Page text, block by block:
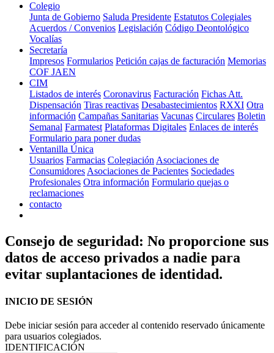
Colegio
Junta de Gobierno Saluda Presidente Estatutos Colegiales
Acuerdos / Convenios Legislación Código Deontológico
Vocalías
Secretaría
Impresos Formularios Petición cajas de facturación Memorias
COF JAEN
CIM
Listados de interés Coronavirus Facturación Fichas Att.
Dispensación Tiras reactivas Desabastecimientos RXXI Otra
información Campañas Sanitarias Vacunas Circulares Boletin
Semanal Farmatest Plataformas Digitales Enlaces de interés
Formulario para poner dudas
Ventanilla Única
Usuarios Farmacias Colegiación Asociaciones de
Consumidores Asociaciones de Pacientes Sociedades
Profesionales Otra información Formulario quejas o
reclamaciones
contacto
Consejo de seguridad: No proporcione sus
datos de acceso privados a nadie para
evitar suplantaciones de identidad.
INICIO DE SESIÓN
Debe iniciar sesión para acceder al contenido reservado únicamente
para usuarios colegiados.
IDENTIFICACIÓN